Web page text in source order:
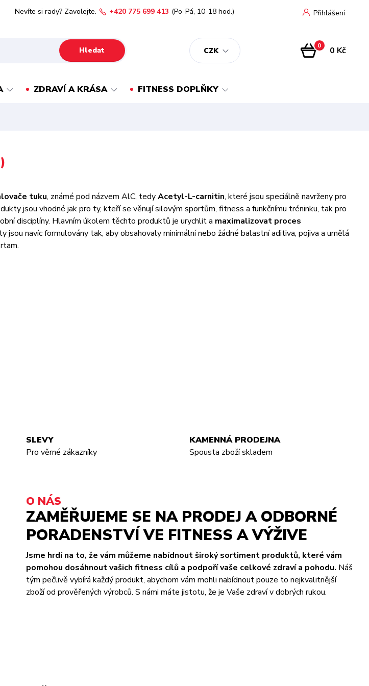
CZK
Přihlášení
Hledat
Nevíte si rady? Zavolejte. +420 775 699 413 (Po-Pá, 10-18 hod.)
0 0 Kč
ZDRAVÍ A KRÁSA FITNESS DOPLŇKY
tuku, známé pod názvem AlC, tedyAcetyl-L-carnitin, které jsou speciálně navrženy pro
jsou vhodné jak pro ty, kteří se věnují silovým sportům, fitness a funkčnímu tréninku, tak pro
disciplíny. Hlavním úkolem těchto produktů je urychlit a maximalizovat proces
jsou navíc formulovány tak, aby obsahovaly minimální nebo žádné balastní aditiva, pojiva a umělá
SLEVY
Pro věrné zákazníky
KAMENNÁ PRODEJNA
Spousta zboží skladem
O NÁS
ZAMĚŘUJEME SE NA PRODEJ A ODBORNÉ
PORADENSTVÍ VE FITNESS A VÝŽIVE
Jsme hrdí na to, že vám můžeme nabídnout široký sortiment produktů, které vám
pomohou dosáhnout vašich fitness cílů a podpoří vaše celkové zdraví a pohodu. Náš
tým pečlivě vybírá každý produkt, abychom vám mohli nabídnout pouze to nejkvalitnější
zboží od prověřených výrobců. S námi máte jistotu, že je Vaše zdraví v dobrých rukou.